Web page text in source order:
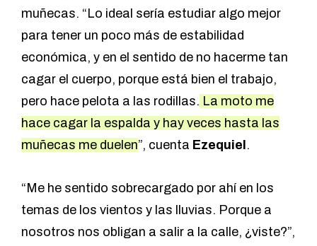
muñecas. “Lo ideal sería estudiar algo mejor
para tener un poco más de estabilidad
económica, y en el sentido de no hacerme tan
cagar el cuerpo, porque está bien el trabajo,
pero hace pelota a las rodillas. La moto me
hace cagar la espalda y hay veces hasta las
muñecas me duelen”, cuenta Ezequiel .
“Me he sentido sobrecargado por ahí en los
temas de los vientos y las lluvias. Porque a
nosotros nos obligan a salir a la calle, ¿viste?”,